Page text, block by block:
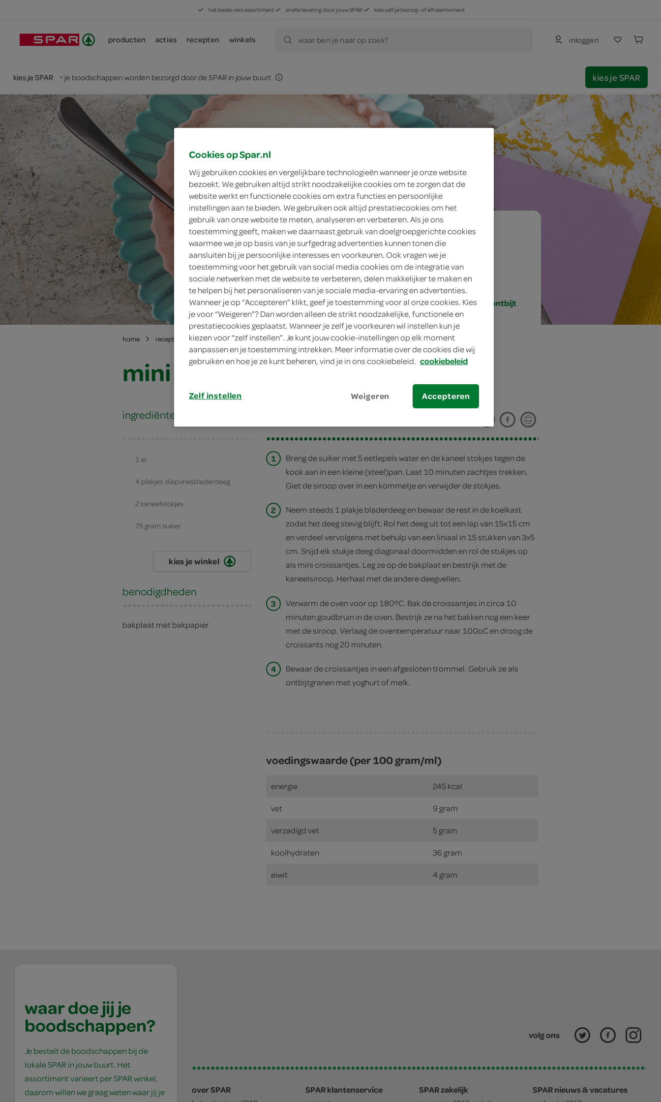
het beste vers assortiment snelle levering door jouw SPAR kies zelf je bezorg- of afhaalmoment
producten acties recepten winkels waar ben je naar op zoek? inloggen
kies je SPAR je boodschappen worden bezorgd door de SPAR in jouw buurt kies je SPAR
4 personen
uitdagend
60 min.
tussendoortje, ontbijt
home recepten mini croissants
mini croissants
ingrediënten
1 ei
4 plakjes diepvriesbladerdeeg
2 kaneelstokjes
75 gram suiker
kies je winkel
benodigdheden
bakplaat met bakpapier
1
Breng de suiker met 5 eet­lepels water en de kaneel­ stokjes tegen de
kook aan in een kleine (steel)pan. Laat 10 minuten zachtjes trekken.
Giet de siroop over in een kommetje en verwijder de stokjes.
2
Neem steeds 1 plakje bladerdeeg en bewaar de rest in de koelkast
zodat het deeg stevig blijft. Rol het deeg uit tot een lap van 15x15 cm
en verdeel vervolgens met behulp van een liniaal in 15 stukken van 3x5
cm. Snijd elk stukje deeg diagonaal doormidden en rol de stukjes op
als mini croissantjes. Leg ze op de bakplaat en bestrijk met de
kaneelsiroop. Herhaal met de andere deegvellen.
3
Verwarm de oven voor op 180ºC. Bak de croissantjes in circa 10
minuten goudbruin in de oven. Bestrijk ze na het bakken nog een keer
met de siroop. Verlaag de oventemperatuur naar 100oC en droog de
croissants nog 20 minuten.
4
Bewaar de croissantjes in een afgesloten trommel. Gebruik ze als
ontbijtgranen met yoghurt of melk.
voedingswaarde (per 100 gram/ml)
energie 245 kcal
vet 9 gram
verzadigd vet 5 gram
koolhydraten 36 gram
eiwit 4 gram
waar doe jij je
boodschappen?
Je bestelt de boodschappen bij de
lokale SPAR in jouw buurt. Het
assortiment varieert per SPAR winkel,
daarom willen we graag weten waar jij je
volg ons
over SPAR SPAR klantenservice SPAR zakelijk SPAR nieuws & vacatures
Cookies op Spar.nl
Wij gebruiken cookies en vergelijkbare technologieën wanneer je onze website
bezoekt. We gebruiken altijd strikt noodzakelijke cookies om te zorgen dat de
website werkt en functionele cookies om extra functies en persoonlijke
instellingen aan te bieden. We gebruiken ook altijd prestatiecookies om het
gebruik van onze website te meten, analyseren en verbeteren. Als je ons
toestemming geeft, maken we daarnaast gebruik van doelgroepgerichte cookies
waarmee we je op basis van je surfgedrag advertenties kunnen tonen die
aansluiten bij je persoonlijke interesses en voorkeuren. Ook vragen we je
toestemming voor het gebruik van social media cookies om de integratie van
sociale netwerken met de website te verbeteren, delen makkelijker te maken en
te helpen bij het personaliseren van je sociale media-ervaring en advertenties.
Wanneer je op “Accepteren” klikt, geef je toestemming voor al onze cookies. Kies
je voor “Weigeren”? Dan worden alleen de strikt noodzakelijke, functionele en
prestatiecookies geplaatst. Wanneer je zelf je voorkeuren wil instellen kun je
kiezen voor “zelf instellen”. Je kunt jouw cookie-instellingen op elk moment
aanpassen en je toestemming intrekken. Meer informatie over de cookies die wij
gebruiken en hoe je ze kunt beheren, vind je in ons cookiebeleid. cookiebeleid
Zelf instellen Weigeren Accepteren